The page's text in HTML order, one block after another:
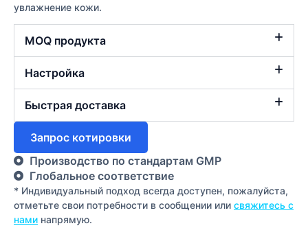
увлажнение кожи.
MOQ продукта
Настройка
Быстрая доставка
Запрос котировки
Производство по стандартам GMP
Глобальное соответствие
* Индивидуальный подход всегда доступен, пожалуйста,
отметьте свои потребности в сообщении или свяжитесь с
нами напрямую.